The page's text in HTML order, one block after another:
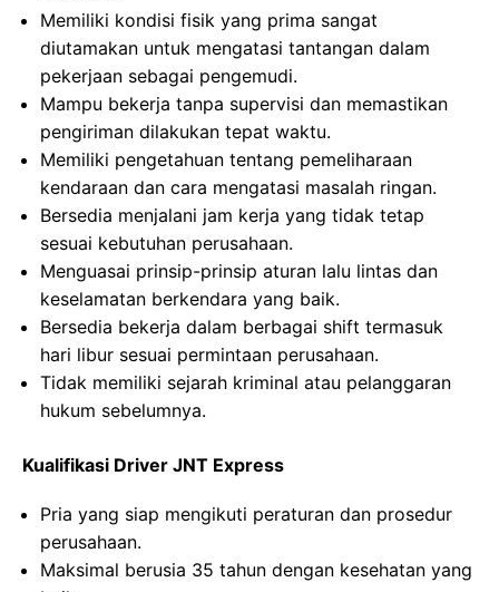
Memiliki kondisi fisik yang prima sangat
diutamakan untuk mengatasi tantangan dalam
pekerjaan sebagai pengemudi.
Mampu bekerja tanpa supervisi dan memastikan
pengiriman dilakukan tepat waktu.
Memiliki pengetahuan tentang pemeliharaan
kendaraan dan cara mengatasi masalah ringan.
Bersedia menjalani jam kerja yang tidak tetap
sesuai kebutuhan perusahaan.
Menguasai prinsip-prinsip aturan lalu lintas dan
keselamatan berkendara yang baik.
Bersedia bekerja dalam berbagai shift termasuk
hari libur sesuai permintaan perusahaan.
Tidak memiliki sejarah kriminal atau pelanggaran
hukum sebelumnya.
Kualifikasi Driver JNT Express
Pria yang siap mengikuti peraturan dan prosedur
perusahaan.
Maksimal berusia 35 tahun dengan kesehatan yang